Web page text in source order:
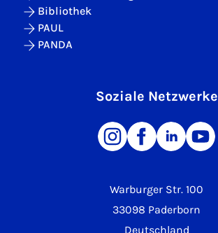
Warburger Str. 100
33098 Paderborn
Deutschland
Bibliothek
PAUL
PANDA
Soziale Netzwerke